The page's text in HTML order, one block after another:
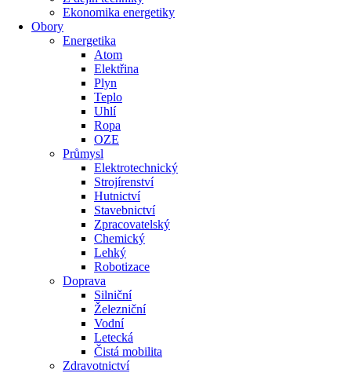
Ekonomika energetiky
Obory
Energetika
Atom
Elektřina
Plyn
Teplo
Uhlí
Ropa
OZE
Průmysl
Elektrotechnický
Strojírenství
Hutnictví
Stavebnictví
Zpracovatelský
Chemický
Lehký
Robotizace
Doprava
Silniční
Železniční
Vodní
Letecká
Čistá mobilita
Zdravotnictví